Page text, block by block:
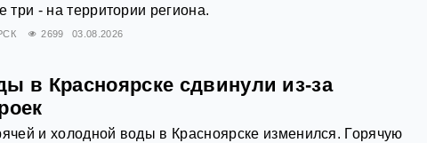
три - на территории региона.
2699 03.08.2026
в Красноярске сдвинули из-за
и холодной воды в Красноярске изменился. Горячую